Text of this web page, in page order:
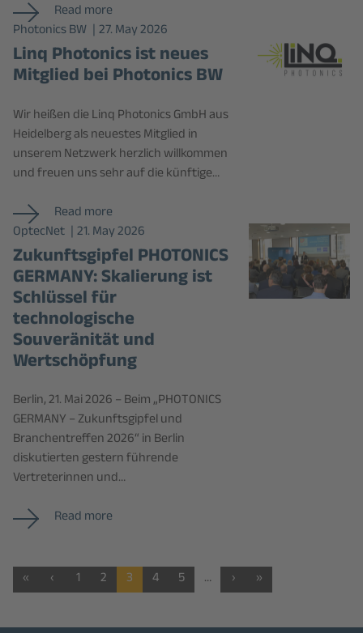
Read more
Photonics BW 27. May 2026
Linq Photonics ist neues
Mitglied bei Photonics BW
Wir heißen die Linq Photonics GmbH aus
Heidelberg als neuestes Mitglied in
unserem Netzwerk herzlich willkommen
und freuen uns sehr auf die künftige…
Read more
OptecNet 21. May 2026
Zukunftsgipfel PHOTONICS
GERMANY: Skalierung ist
Schlüssel für
technologische
Souveränität und
Wertschöpfung
Berlin, 21. Mai 2026 – Beim „PHOTONICS
GERMANY – Zukunftsgipfel und
Branchentreffen 2026“ in Berlin
diskutierten gestern führende
Vertreterinnen und…
Read more
« ‹ 1 2 3 4 5 … › »